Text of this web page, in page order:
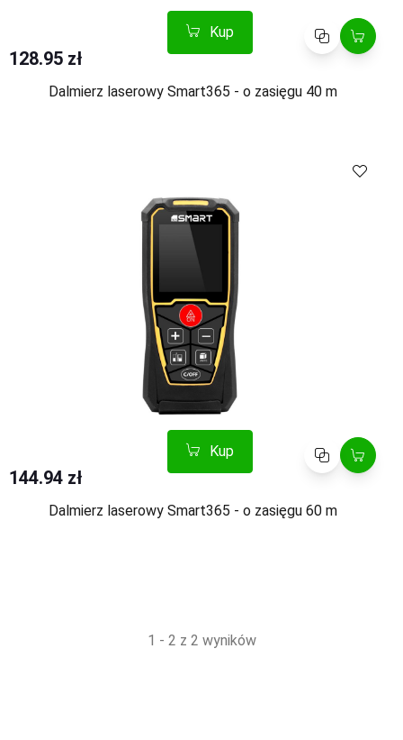
Kup Porównaj
128.95 zł
Dalmierz laserowy Smart365 - o zasięgu 40 m
Kup Porównaj
144.94 zł
Dalmierz laserowy Smart365 - o zasięgu 60 m
1 - 2 z 2 wyników